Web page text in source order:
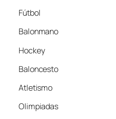
Fútbol
Balonmano
Hockey
Baloncesto
Atletismo
Olimpiadas